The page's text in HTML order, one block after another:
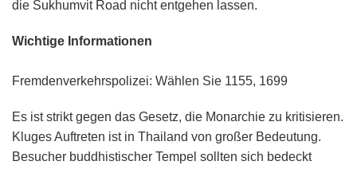
die Sukhumvit Road nicht entgehen lassen.
Wichtige Informationen
Fremdenverkehrspolizei: Wählen Sie 1155, 1699
Es ist strikt gegen das Gesetz, die Monarchie zu kritisieren.
Kluges Auftreten ist in Thailand von großer Bedeutung.
Besucher buddhistischer Tempel sollten sich bedeckt